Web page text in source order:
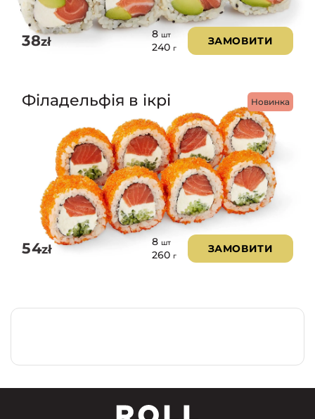
38zł
8 шт
240 г
ЗАМОВИТИ
Новинка
Філадельфія в ікрі
54zł
8 шт
260 г
ЗАМОВИТИ